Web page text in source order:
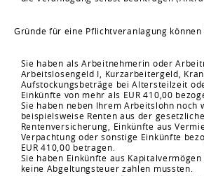
Gründe für eine Pflichtveranlagung
Sie haben als Arbeitnehmerin oder
Arbeitslosengeld I, Kurzarbeitergeld,
Aufstockungsbeträge bei Altersteilzeit
Einkünfte von mehr als EUR 410,00
Sie haben neben Ihrem Arbeitslohn noch
beispielsweise Renten aus der
Rentenversicherung, Einkünfte aus
Verpachtung oder sonstige Einkünfte
EUR 410,00 betragen.
Sie haben Einkünfte aus
keine Abgeltungsteuer zahlen mussten.